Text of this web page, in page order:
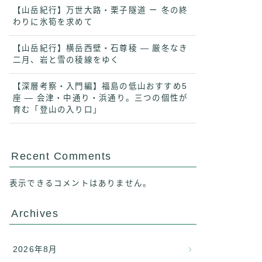
【山岳紀行】万世大路・栗子隧道 ー 冬の終
わりに氷筍を求めて
【山岳紀行】横岳西壁・石尊稜 ― 厳冬なき
二月、岩と雪の稜線をゆく
【深層考察・入門編】福島の低山おすすめ5
座 ― 会津・中通り・浜通り。三つの個性が
育む「登山の入り口」
Recent Comments
表示できるコメントはありません。
Archives
2026年8月